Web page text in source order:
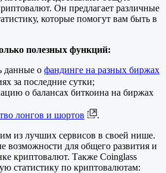
Он предлагает различные
которые помогут вам быть в
полезных функций:
данные о фандинге на разных биржах
за последние сутки;
о балансах биткоина на биржах
лонгов и шортов
.
из лучших сервисов в своей нише.
возможности для общего развития и
криптовалют. Также Coinglass
статистику по криптовалютам: